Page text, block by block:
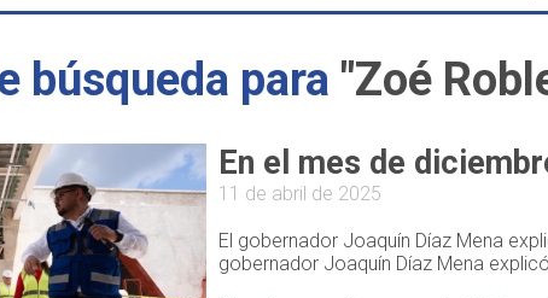
búsqueda para "Zoé
En el mes de
11 de abril de 2025
El gobernador Joaquín Díaz Mena
gobernador Joaquín Díaz Mena